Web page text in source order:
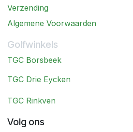
Verzending
Algemene Voorwaarden
Golfwinkels
TGC Borsbeek
TGC Drie Eycken
TGC Rinkven
Volg ons